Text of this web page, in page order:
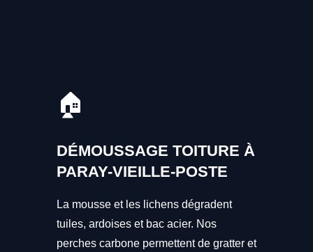
🏠
DÉMOUSSAGE TOITURE À
PARAY-VIEILLE-POSTE
La mousse et les lichens dégradent
tuiles, ardoises et bac acier. Nos
perches carbone permettent de gratter et